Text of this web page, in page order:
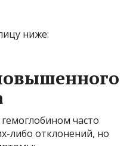
ниже:
часто
либо отклонений, но